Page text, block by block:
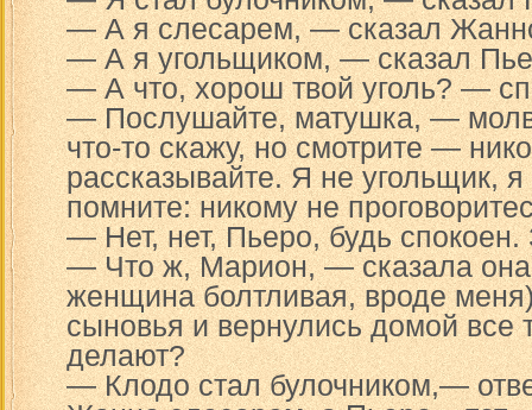
— А я слесарем, — сказал
— А я угольщиком, — сказал
— А что, хорош твой уголь? —
— Послушайте, матушка, —
что-то скажу, но смотрите —
рассказывайте. Я не угольщик,
помните: никому не
— Нет, нет, Пьеро, будь
— Что ж, Марион, — сказала она
женщина болтливая, вроде
сыновья и вернулись домой все
делают?
— Клодо стал булочником,—